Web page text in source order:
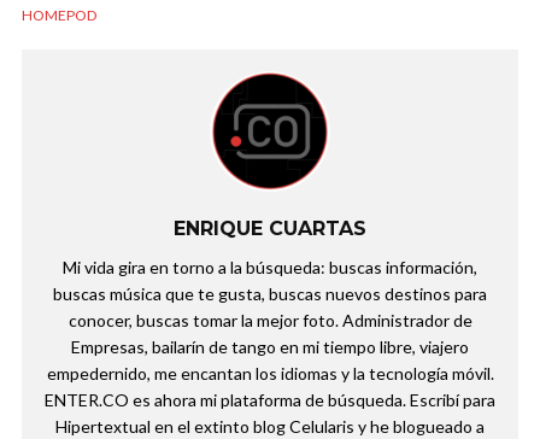
HOMEPOD
ENRIQUE CUARTAS
Mi vida gira en torno a la búsqueda: buscas información,
buscas música que te gusta, buscas nuevos destinos para
conocer, buscas tomar la mejor foto. Administrador de
Empresas, bailarín de tango en mi tiempo libre, viajero
empedernido, me encantan los idiomas y la tecnología móvil.
ENTER.CO es ahora mi plataforma de búsqueda. Escribí para
Hipertextual en el extinto blog Celularis y he blogueado a